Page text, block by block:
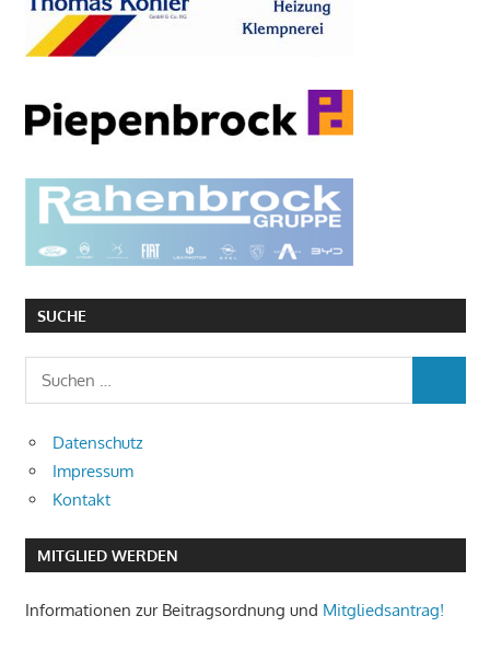
SUCHE
Suchen
nach:
Datenschutz
Impressum
Kontakt
MITGLIED WERDEN
Informationen zur Beitragsordnung und Mitgliedsantrag!